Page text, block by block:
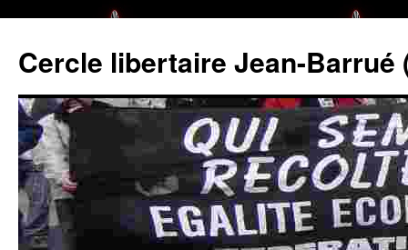
Cercle libertaire Jean-Barrué